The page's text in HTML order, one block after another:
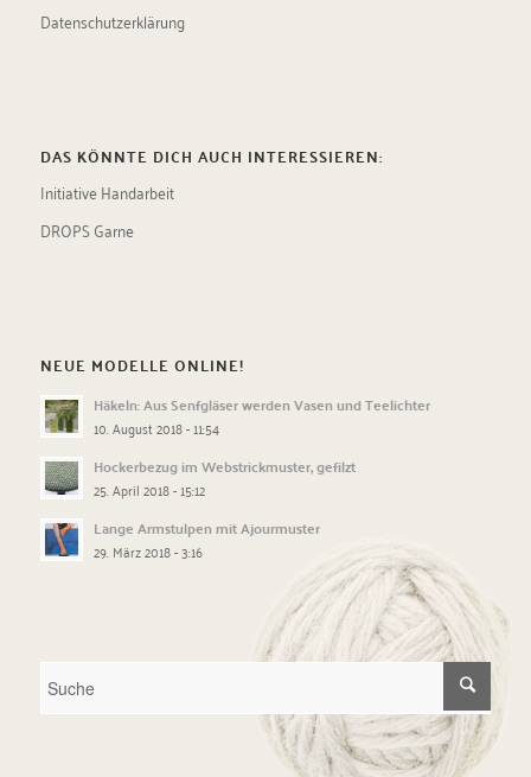
Datenschutzerklärung
DAS KÖNNTE DICH AUCH INTERESSIEREN:
Initiative Handarbeit
DROPS Garne
NEUE MODELLE ONLINE!
Häkeln: Aus Senfgläser werden Vasen und Teelichter
10. August 2018 - 11:54
Hockerbezug im Webstrickmuster, gefilzt
25. April 2018 - 15:12
Lange Armstulpen mit Ajourmuster
29. März 2018 - 3:16